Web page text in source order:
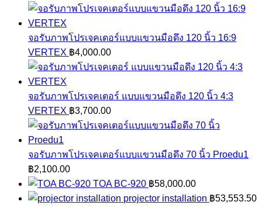
฿1,500.00.฿1,000.00.
จอรับภาพโปรเจคเตอร์แบบแขวนมือดึง 120 นิ้ว 16:9
VERTEX ฿4,000.00
จอรับภาพโปรเจคเตอร์ แบบแขวนมือดึง 120 นิ้ว 4:3
VERTEX ฿3,700.00
จอรับภาพโปรเจคเตอร์แบบแขวนมือดึง 70 นิ้ว Proedu1
฿2,100.00
TOA BC-920 ฿58,000.00
projector installation ฿53,553.50